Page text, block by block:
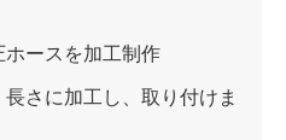
ホースを加工制作
さに加工し、取り付けま